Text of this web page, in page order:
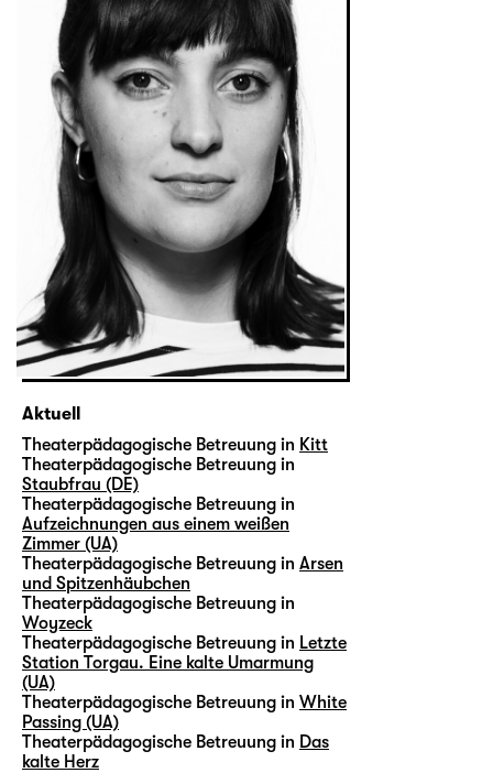
Aktuell
Theaterpädagogische Betreuung in Kitt
Theaterpädagogische Betreuung in
Staubfrau (DE)
Theaterpädagogische Betreuung in
Aufzeichnungen aus einem weißen
Zimmer (UA)
Theaterpädagogische Betreuung in Arsen
und Spitzenhäubchen
Theaterpädagogische Betreuung in
Woyzeck
Theaterpädagogische Betreuung in Letzte
Station Torgau. Eine kalte Umarmung
(UA)
Theaterpädagogische Betreuung in White
Passing (UA)
Theaterpädagogische Betreuung in Das
kalte Herz